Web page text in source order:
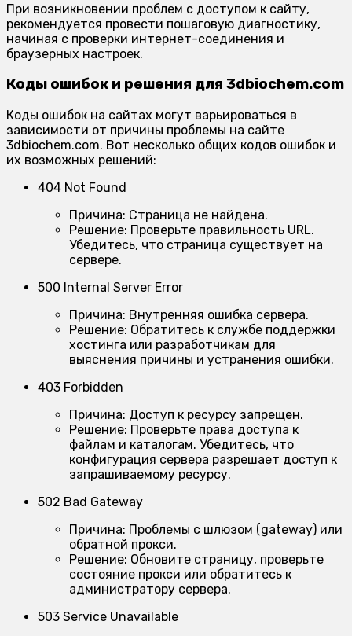
При возникновении проблем с доступом к сайту,
рекомендуется провести пошаговую диагностику,
начиная с проверки интернет-соединения и
браузерных настроек.
Коды ошибок и решения для 3dbiochem.com
Коды ошибок на сайтах могут варьироваться в
зависимости от причины проблемы на сайте
3dbiochem.com. Вот несколько общих кодов ошибок и
их возможных решений:
404 Not Found
Причина: Страница не найдена.
Решение: Проверьте правильность URL.
Убедитесь, что страница существует на
сервере.
500 Internal Server Error
Причина: Внутренняя ошибка сервера.
Решение: Обратитесь к службе поддержки
хостинга или разработчикам для
выяснения причины и устранения ошибки.
403 Forbidden
Причина: Доступ к ресурсу запрещен.
Решение: Проверьте права доступа к
файлам и каталогам. Убедитесь, что
конфигурация сервера разрешает доступ к
запрашиваемому ресурсу.
502 Bad Gateway
Причина: Проблемы с шлюзом (gateway) или
обратной прокси.
Решение: Обновите страницу, проверьте
состояние прокси или обратитесь к
администратору сервера.
503 Service Unavailable